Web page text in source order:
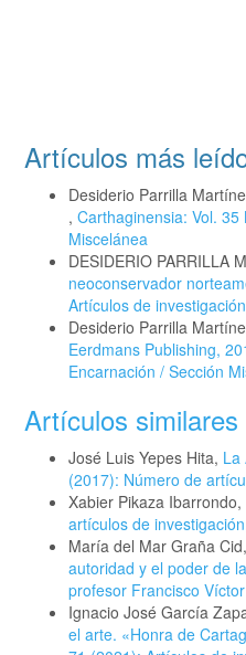
Artículos más
Desiderio Parrilla
, Carthaginensia: Vol.
Miscelánea
DESIDERIO PARRILLA
neoconservador
Artículos de investigación
Desiderio Parrilla
Eerdmans Publishing,
Encarnación / Sección
Artículos similares
José Luis Yepes Hita, La
(2017): Número de
Xabier Pikaza Ibarrondo,
artículos de
María del Mar Graña Cid,
autoridad y el poder de
profesor Francisco
Ignacio José García
el arte. «Honra de